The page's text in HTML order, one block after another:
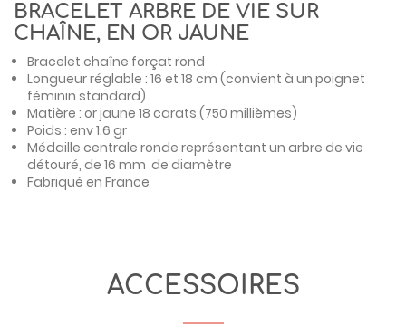
BRACELET ARBRE DE VIE SUR
CHAÎNE, EN OR JAUNE
Bracelet chaîne forçat rond
Longueur réglable : 16 et 18 cm (convient à un poignet
féminin standard)
Matière : or jaune 18 carats (750 millièmes)
Poids : env 1.6 gr
Médaille centrale ronde représentant un arbre de vie
détouré, de 16 mm de diamètre
Fabriqué en France
ACCESSOIRES